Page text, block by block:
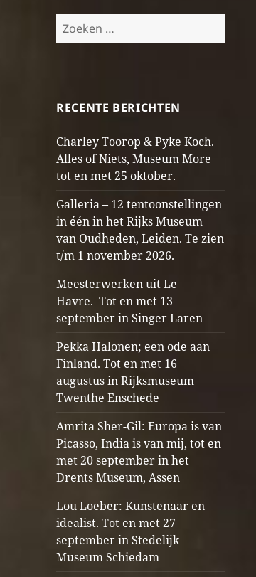
Zoeken
naar:
RECENTE BERICHTEN
Charley Toorop & Pyke Koch.
Alles of Niets, Museum More
tot en met 25 oktober.
Galleria – 12 tentoonstellingen
in één in het Rijks Museum
van Oudheden, Leiden. Te zien
t/m 1 november 2026.
Meesterwerken uit Le
Havre. Tot en met 13
september in Singer Laren
Pekka Halonen; een ode aan
Finland. Tot en met 16
augustus in Rijksmuseum
Twenthe Enschede
Amrita Sher-Gil: Europa is van
Picasso, India is van mij, tot en
met 20 september in het
Drents Museum, Assen
Lou Loeber: Kunstenaar en
idealist. Tot en met 27
september in Stedelijk
Museum Schiedam